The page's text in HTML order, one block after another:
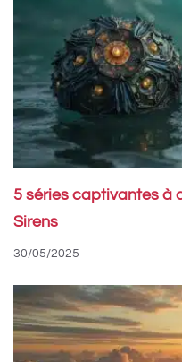
5 séries captivantes à
Sirens
30/05/2025